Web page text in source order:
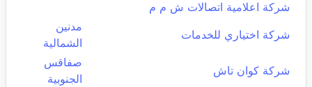
شركة اعلامية اتصالات ش م م
شركة اختياري للخدمات
مدنين
الشمالية
شركة كوان تاش
صفاقس
الجنوبية